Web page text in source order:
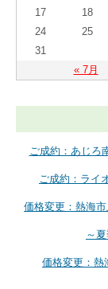
« 7月
17
18
24
25
31
ご成約：あじろ
ご成約：ライ
価格変更：熱海
～
価格変更：熱